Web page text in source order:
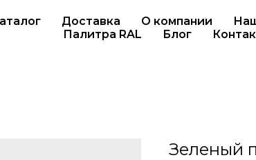
Доставка О компании
Палитра RAL
Блог
Зеленый